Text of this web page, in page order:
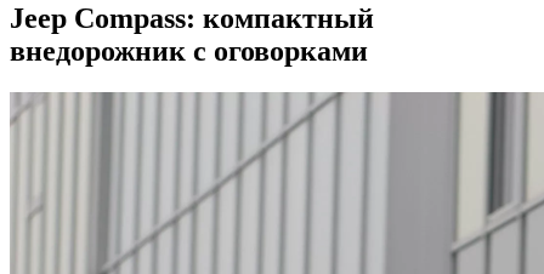
Jeep Compass: компактный
внедорожник с оговорками